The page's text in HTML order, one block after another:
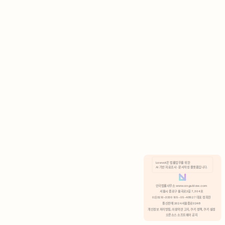
분석 쿠키 허용
Lawvot은 법률업무를 위한
AI 기반 자료조사 · 문서작성 플랫폼입니다.
안국법률사무소 www.anguklaw.com
서울시 종로구 율곡로2길 7, 304호
02)3210-3330 105-05-48527 대표 정희찬
통신판매 2024서울종로0248
개인정보 처리방침, 이용약관 고지, 쿠키 정책, 쿠키 설정
오픈소스 소프트웨어 공지